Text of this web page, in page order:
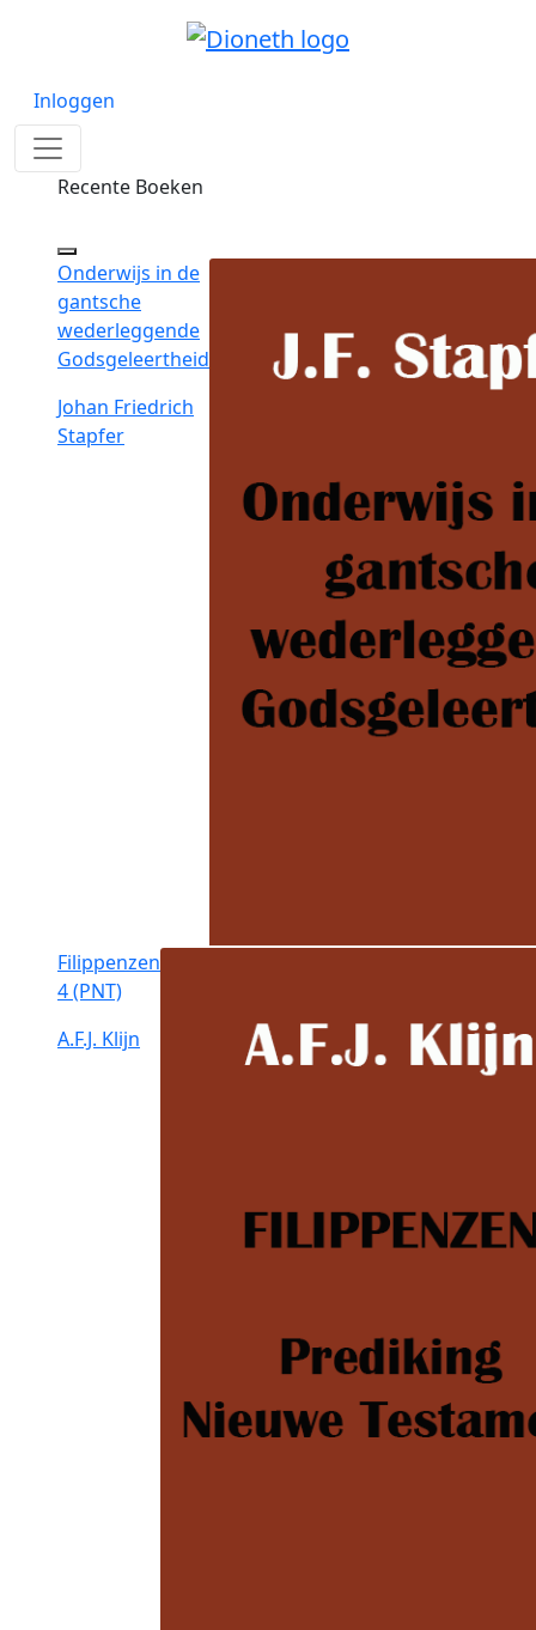
Inloggen
Recente Boeken
Onderwijs in de
gantsche
wederleggende
Godsgeleertheid
Johan Friedrich
Stapfer
Filippenzen
4 (PNT)
A.F.J. Klijn